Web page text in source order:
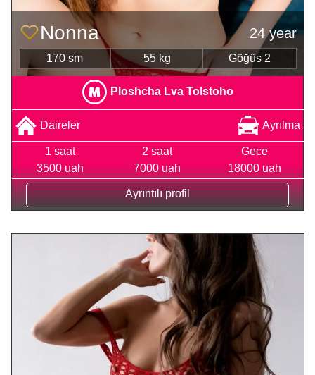
Nonna 24 year
170 sm 55 kg Göğüs 2
Ploshcha Lva Tolstoho
Daireler Ayrılma
1 saat
3500 uah
2 saat
7000 uah
Gece
18000 uah
Ayrıntılı profil